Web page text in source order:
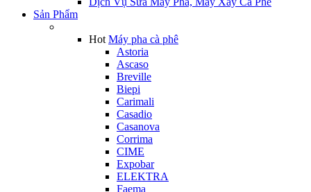
Sản Phẩm
Hot Máy pha cà phê
Astoria
Ascaso
Breville
Biepi
Carimali
Casadio
Casanova
Corrima
CIME
Expobar
ELEKTRA
Faema